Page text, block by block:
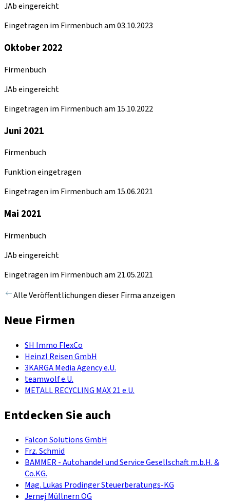
JAb eingereicht
Eingetragen im Firmenbuch am 03.10.2023
Oktober 2022
Firmenbuch
JAb eingereicht
Eingetragen im Firmenbuch am 15.10.2022
Juni 2021
Firmenbuch
Funktion eingetragen
Eingetragen im Firmenbuch am 15.06.2021
Mai 2021
Firmenbuch
JAb eingereicht
Eingetragen im Firmenbuch am 21.05.2021
Alle Veröffentlichungen dieser Firma anzeigen
Neue Firmen
SH Immo FlexCo
Heinzl Reisen GmbH
3KARGA Media Agency e.U.
teamwolf e.U.
METALL RECYCLING MAX 21 e.U.
Entdecken Sie auch
Falcon Solutions GmbH
Frz. Schmid
BAMMER - Autohandel und Service Gesellschaft m.b.H. &
Co.KG.
Mag. Lukas Prodinger Steuerberatungs-KG
Jernej Müllnern OG